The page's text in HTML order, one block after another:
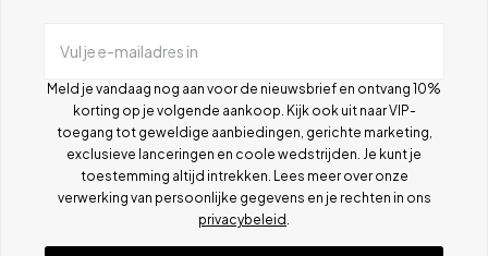
Vul je e-mailadres in
Meld je vandaag nog aan voor de nieuwsbrief en ontvang 10%
korting op je volgende aankoop. Kijk ook uit naar VIP-
toegang tot geweldige aanbiedingen, gerichte marketing,
exclusieve lanceringen en coole wedstrijden. Je kunt je
toestemming altijd intrekken. Lees meer over onze
verwerking van persoonlijke gegevens en je rechten in ons
privacybeleid